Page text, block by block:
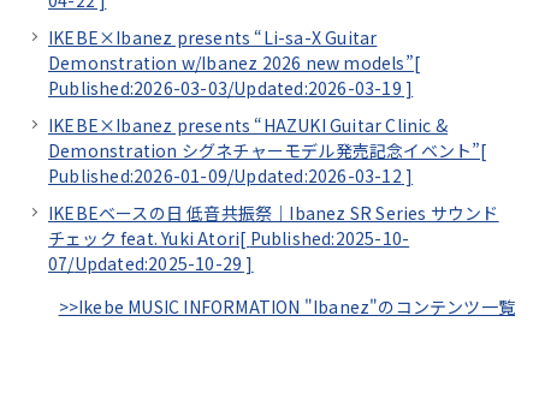
IKEBE×Ibanez presents “Li-sa-X Guitar
Demonstration w/Ibanez 2026 new models”[
Published:2026-03-03/Updated:2026-03-19 ]
IKEBE×Ibanez presents “HAZUKI Guitar Clinic &
Demonstration シグネチャーモデル発売記念イベント”[
Published:2026-01-09/Updated:2026-03-12 ]
IKEBEベースの日 低音共振祭｜Ibanez SR Series サウンド
チェック feat. Yuki Atori[ Published:2025-10-
07/Updated:2025-10-29 ]
>>Ikebe MUSIC INFORMATION "Ibanez"のコンテンツ一覧